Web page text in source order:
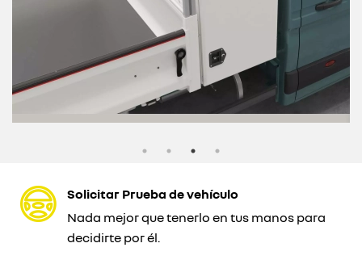
Solicitar Prueba de vehículo
Nada mejor que tenerlo en tus manos para
decidirte por él.